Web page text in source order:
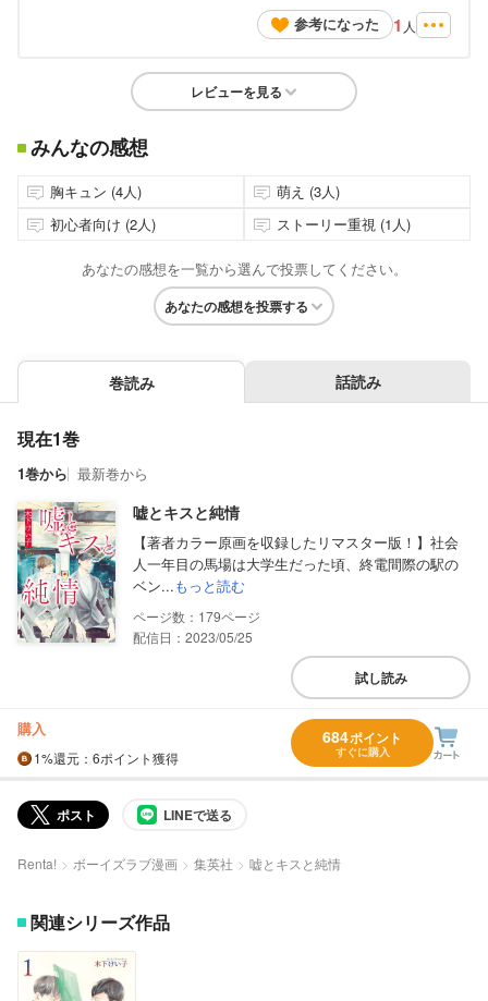
参考になった
1 人
レビューを見る
みんなの感想
胸キュン (4人)
萌え (3人)
初心者向け (2人)
ストーリー重視 (1人)
あなたの感想を一覧から選んで投票してください。
あなたの感想を投票する
巻読み 話読み
現在1巻
1巻から 最新巻から
嘘とキスと純情
【著者カラー原画を収録したリマスター版！】社会
人一年目の馬場は大学生だった頃、終電間際の駅の
ベン...もっと読む
179
配信日：2023/05/25
試し読み
購入
1%還元 ：6ポイント獲得
684ポイント
すぐに購入
ポスト LINEで送る
Renta! ボーイズラブ漫画 集英社 嘘とキスと純情
関連シリーズ作品